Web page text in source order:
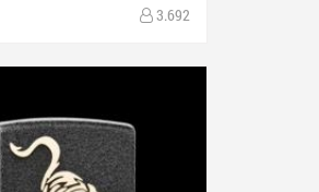
3.692